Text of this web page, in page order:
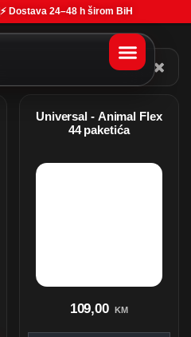
⚡ Dostava 24–48 h širom BiH
Universal - Animal Flex
44 paketića
109,00 KM